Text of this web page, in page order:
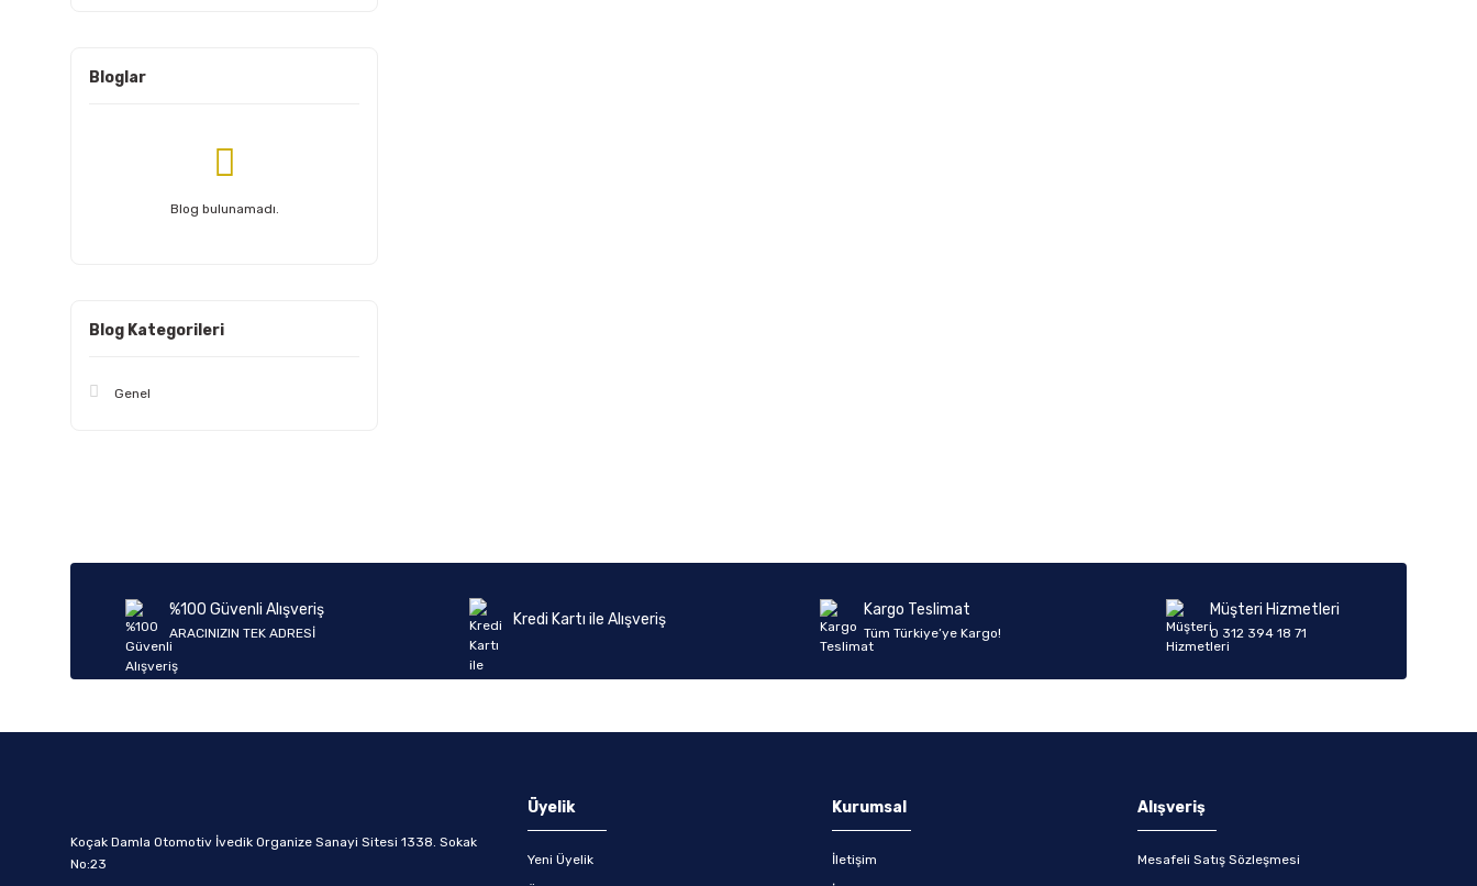
Bloglar
Blog bulunamadı.
Blog Kategorileri
Genel
%100 Güvenli Alışveriş
ARACINIZIN TEK ADRESİ
Kredi Kartı ile Alışveriş
Kargo Teslimat
Tüm Türkiye’ye Kargo!
Müşteri Hizmetleri
0 312 394 18 71
Koçak Damla Otomotiv İvedik Organize Sanayi Sitesi 1338. Sokak
No:23
Üyelik
Yeni Üyelik
Kurumsal
İletişim
Alışveriş
Mesafeli Satış Sözleşmesi